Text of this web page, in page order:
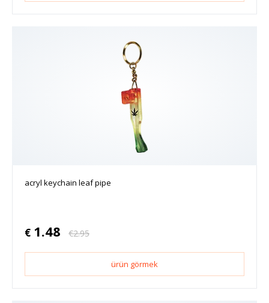
acryl keychain leaf pipe
€ 1.48 €2.95
ürün görmek